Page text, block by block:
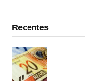
Recentes